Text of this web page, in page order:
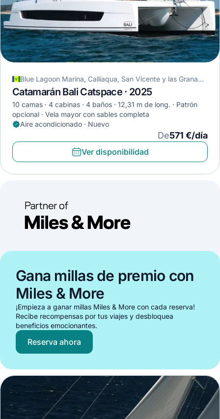
Blue Lagoon Marina, Calliaqua, San Vicente y las Granadinas
Catamarán Bali Catspace · 2025
10 camas 4 cabinas 4 baños 12,31 m de long.
Patrón
opcional
Vela mayor con sables completa
Aire acondicionado · Nuevo
De571 €/día
Ver disponibilidad
Gana millas de premio con
Miles & More
¡Empieza a ganar millas Miles & More con cada reserva!
Recibe recompensas por tus viajes y desbloquea
beneficios emocionantes.
Reserva ahora